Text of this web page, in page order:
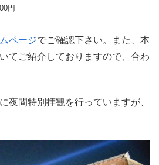
円
ページでご確認下さい。また、本
てご紹介しておりますので、合わ
夜間特別拝観を行っていますが、